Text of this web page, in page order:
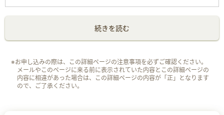
続きを読む
※お申し込みの際は、この詳細ページの注意事項を必ずご確認ください。
メールやこのページに来る前に表示されていた内容とこの詳細ページの
内容に相違があった場合は、この詳細ページの内容が「正」となります
ので、ご了承ください。